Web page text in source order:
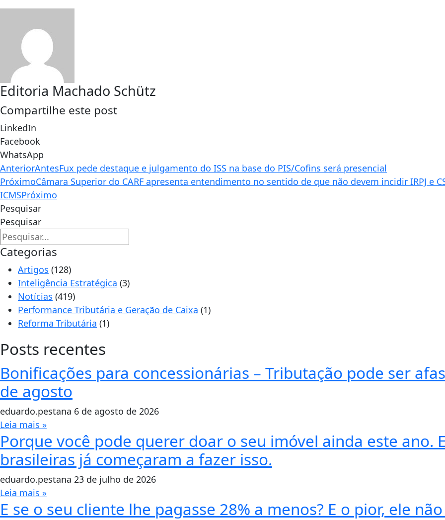
Editoria Machado Schütz
Compartilhe este post
LinkedIn
Facebook
WhatsApp
AnteriorAntesFux pede destaque e julgamento do ISS na base do PIS/Cofins será presencial
PróximoCâmara Superior do CARF apresenta entendimento no sentido de que não devem incidir IRPJ e
ICMSPróximo
Pesquisar
Pesquisar
Categorias
Artigos (128)
Inteligência Estratégica (3)
Notícias (419)
Performance Tributária e Geração de Caixa (1)
Reforma Tributária (1)
Posts recentes
Bonificações para concessionárias – Tributação pode ser
de agosto
eduardo.pestana 6 de agosto de 2026
Leia mais »
Porque você pode querer doar o seu imóvel ainda este ano.
brasileiras já começaram a fazer isso.
eduardo.pestana 23 de julho de 2026
Leia mais »
E se o seu cliente lhe pagasse 28% a menos? E o pior, ele